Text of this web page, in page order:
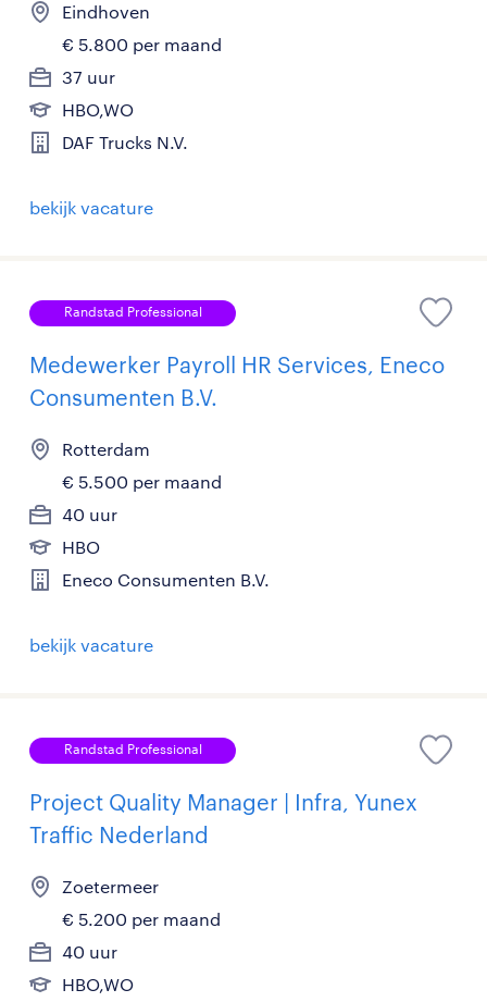
Eindhoven
€ 5.800 per maand
37 uur
HBO,WO
DAF Trucks N.V.
bekijk vacature
Randstad Professional
Medewerker Payroll HR Services, Eneco
Consumenten B.V.
Rotterdam
€ 5.500 per maand
40 uur
HBO
Eneco Consumenten B.V.
bekijk vacature
Randstad Professional
Project Quality Manager | Infra, Yunex
Traffic Nederland
Zoetermeer
€ 5.200 per maand
40 uur
HBO,WO